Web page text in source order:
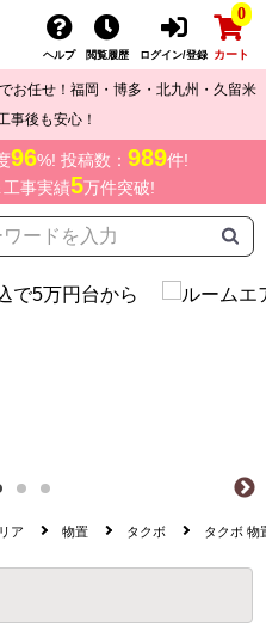
ヘルプ 閲覧履歴 ログイン/登録
0
カート
お任せ！福岡・博多・北九州・久留米
事後も安心！
96%! 投稿数： 989件!
事実績5万件突破!
ア 物置 タクボ タクボ 物